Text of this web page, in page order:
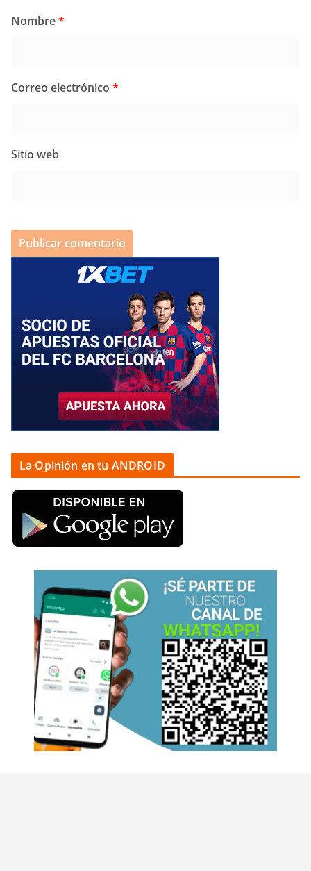
Nombre*
Correo electrónico *
Sitio web
La Opinión en tu ANDROID